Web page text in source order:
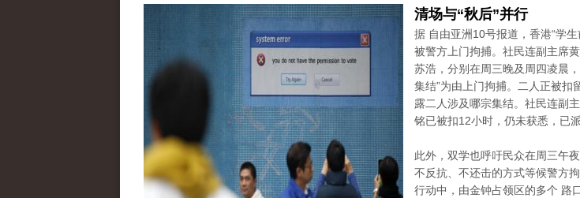
清场与“秋后”并行
据 自由亚洲10号报道，香港“学
被警方上门拘捕。社民连副主席
苏浩，分别在周三晚及周四凌晨
集结”为由上门拘捕。二人正被扣
露二人涉及哪宗集结。社民连副
铭已被扣12小时，仍未获悉，已
此外，双学也呼吁民众在周三午
不反抗、不还击的方式等候警方
行动中，由金钟占领区的多个 路